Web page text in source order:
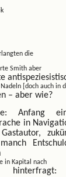
die
Smith aber
[doch auch in
– aber wie?
Anfang
in
in Kapital nach
hinterfragt: